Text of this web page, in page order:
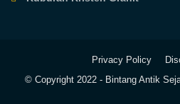
Privacy Policy
© Copyright 2022 - Bintang Antik